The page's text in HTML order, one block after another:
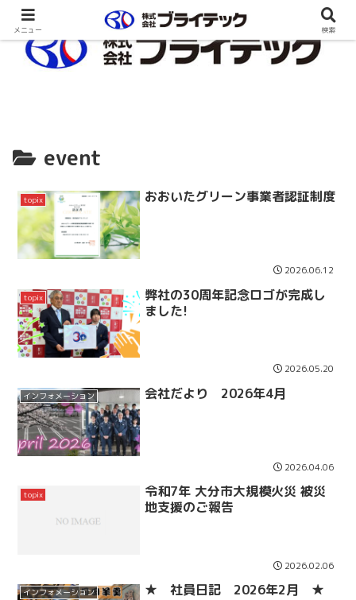
event
topix おおいたグリーン事業者認証制度
2026.06.12
topix
弊社の30周年記念ロゴが完成し
ました!
2026.05.20
インフォメーション 会社だより 2026年4月
2026.04.06
topix
令和7年 大分市大規模火災 被災
地支援のご報告
2026.02.06
インフォメーション ★ 社員日記 2026年2月 ★
メニュー 検索